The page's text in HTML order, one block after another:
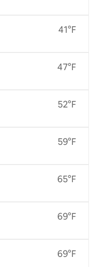
41°F
47°F
52°F
59°F
65°F
69°F
69°F